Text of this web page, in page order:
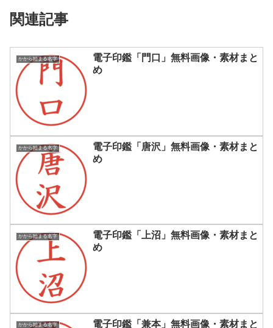
関連記事
かから始まる名字
電子印鑑「門口」無料画像・素材まと
め
かから始まる名字
電子印鑑「唐沢」無料画像・素材まと
め
かから始まる名字
電子印鑑「上沼」無料画像・素材まと
め
かから始まる名字
電子印鑑「兼本」無料画像・素材まと